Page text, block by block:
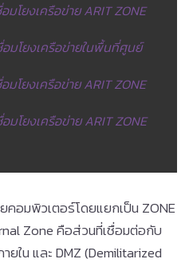
โยงเครือข่าย ARIT ZONE
มโยงเครือข่ายในพื้นที่ศูนย์
โยงเครือข่าย ARIT ZONE
โยงเครือข่าย ARIT ZONE
คอมพิวเตอร์โดยแยกเป็น ZONE
Zone คือส่วนที่เชื่อมต่อกับ
ยใน และ DMZ (Demilitarized